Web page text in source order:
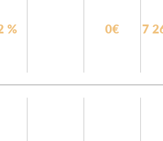
% 0€ 7